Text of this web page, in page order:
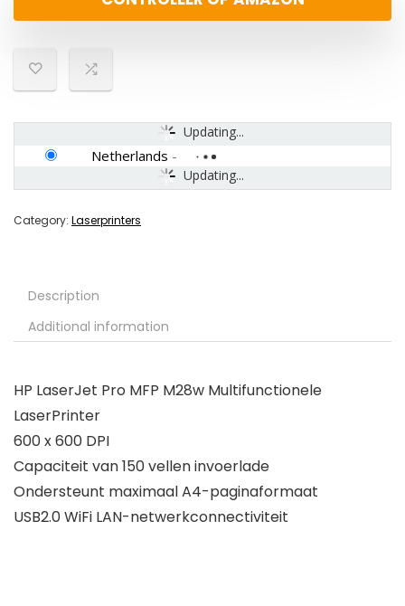
Updating...
Updating...
Netherlands -
Category: Laserprinters
Description
Additional information
HP LaserJet Pro MFP M28w Multifunctionele
LaserPrinter
600 x 600 DPI
Capaciteit van 150 vellen invoerlade
Ondersteunt maximaal A4-paginaformaat
USB2.0 WiFi LAN-netwerkconnectiviteit